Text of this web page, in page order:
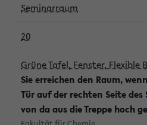
Seminarraum
20
Grüne Tafel, Fenster, Flexible
Sie erreichen den Raum,
Tür auf der rechten Seite
von da aus die Treppe hoch